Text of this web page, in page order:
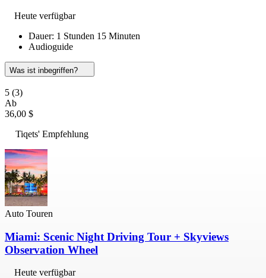
Heute verfügbar
Dauer: 1 Stunden 15 Minuten
Audioguide
Was ist inbegriffen?
5 (3)
Ab
36,00 $
Tiqets' Empfehlung
Auto Touren
Miami: Scenic Night Driving Tour + Skyviews
Observation Wheel
Heute verfügbar